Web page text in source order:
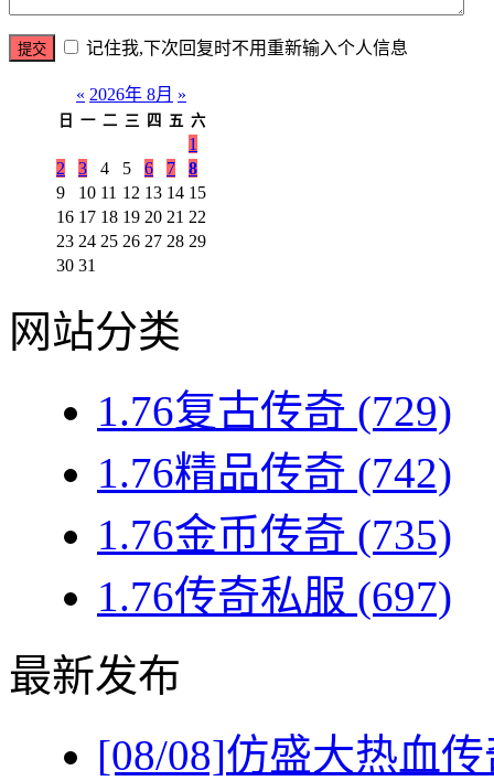
记住我,下次回复时不用重新输入个人信息
« 2026年 8月 »
日 一 二 三 四 五 六
1
2
3 4 5 6 7
8
9
10 11 12 13 14 15
16 17 18 19 20 21 22
23 24 25 26 27 28 29
30 31
网站分类
1.76复古传奇 (729)
1.76精品传奇 (742)
1.76金币传奇 (735)
1.76传奇私服 (697)
最新发布
[08/08]仿盛大热血